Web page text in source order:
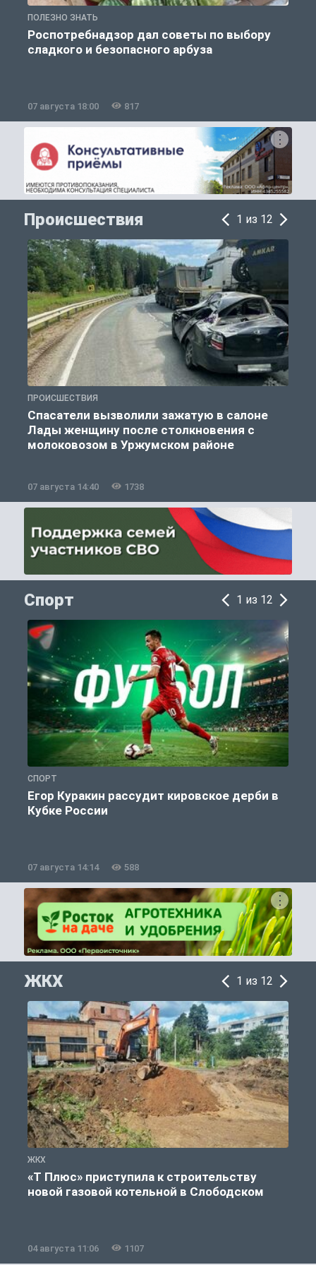
ПОЛЕЗНО ЗНАТЬ
Роспотребнадзор дал советы по выбору
сладкого и безопасного арбуза
07 августа 18:00 817
Происшествия 1 из 12
ПРОИСШЕСТВИЯ
Спасатели вызволили зажатую в салоне
Лады женщину после столкновения с
молоковозом в Уржумском районе
07 августа 14:40 1738
Спорт 1 из 12
СПОРТ
Егор Куракин рассудит кировское дерби в
Кубке России
07 августа 14:14 588
ЖКХ 1 из 12
ЖКХ
«Т Плюс» приступила к строительству
новой газовой котельной в Слободском
04 августа 11:06 1107